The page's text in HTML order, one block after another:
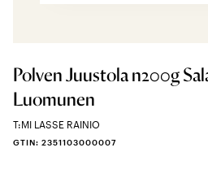
Polven Juustola n200g
Luomunen
T:MI LASSE RAINIO
GTIN: 2351103000007